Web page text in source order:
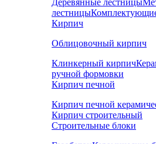
Деревянные лестницы
лестницы
Кирпич
Облицовочный кирпич
Клинкерный кирпич
ручной формовки
Кирпич печной
Кирпич печной
Кирпич строительный
Строительные блоки